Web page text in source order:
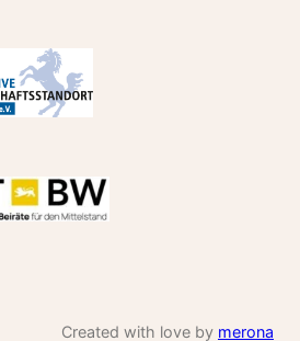
Created with love by merona